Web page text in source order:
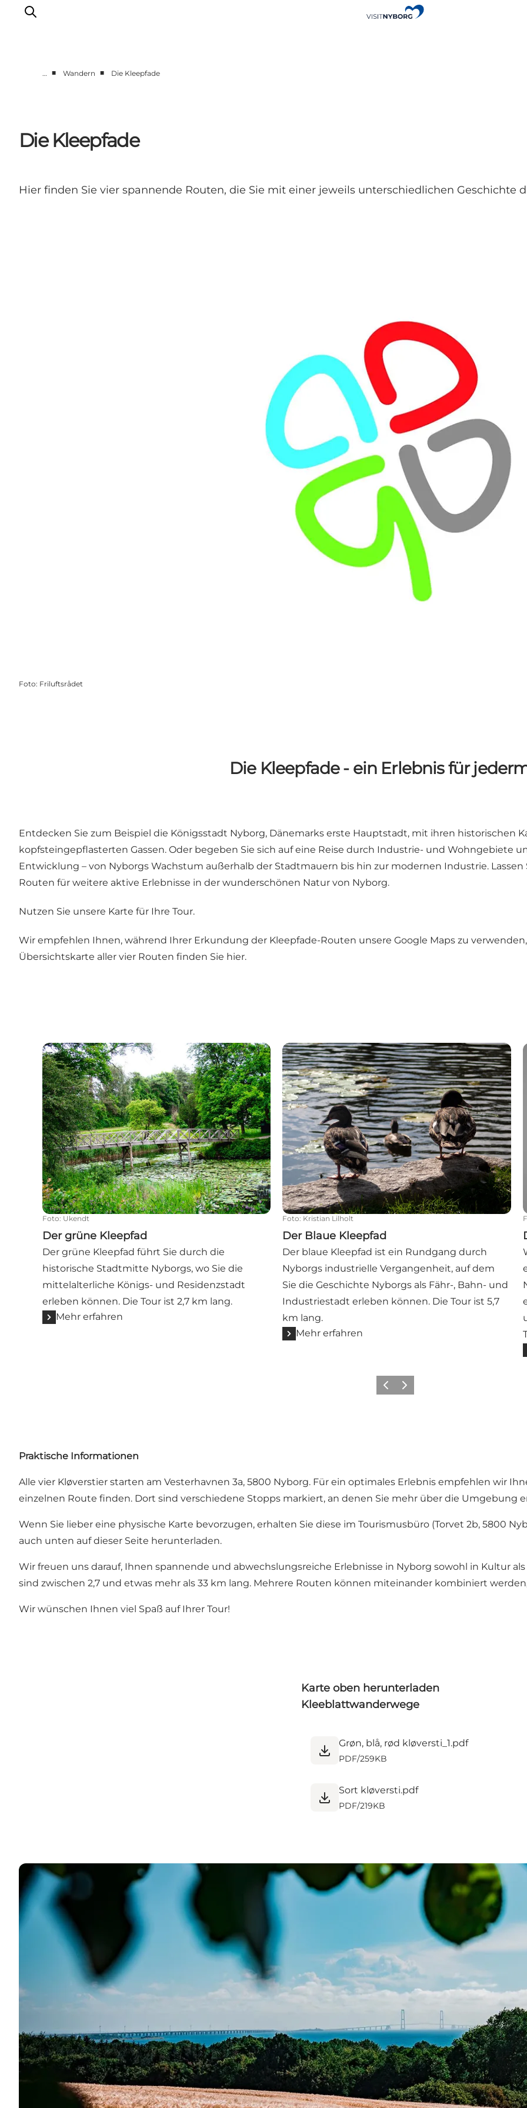
Veranstaltungen
Übernachtung
Buchen & kaufen
… ■ Wandern ■ Die Kleepfade
Die Kleepfade
Hier finden Sie vier spannende Routen, die Sie mit einer jeweils unterschiedlichen Geschichte
Foto: Friluftsrådet
Die Kleepfade - ein Erlebnis für
Entdecken Sie zum Beispiel die Königsstadt Nyborg, Dänemarks erste Hauptstadt, mit ihren historischen
kopfsteingepflasterten Gassen. Oder begeben Sie sich auf eine Reise durch Industrie- und Wohngebiete
Entwicklung – von Nyborgs Wachstum außerhalb der Stadtmauern bis hin zur modernen Industrie.
Routen für weitere aktive Erlebnisse in der wunderschönen Natur von Nyborg.
Nutzen Sie unsere Karte für Ihre Tour.
Wir empfehlen Ihnen, während Ihrer Erkundung der Kleepfade-Routen unsere Google Maps zu
Übersichtskarte aller vier Routen finden Sie hier.
Der grüne Kleepfad
Foto: Ukendt
Der grüne Kleepfad
Der grüne Kleepfad führt Sie durch die
historische Stadtmitte Nyborgs, wo Sie die
mittelalterliche Königs- und Residenzstadt
erleben können. Die Tour ist 2,7 km lang.
Mehr erfahren
Der Blaue Kleepfad
Foto: Kristian Lilholt
Der Blaue Kleepfad
Der blaue Kleepfad ist ein Rundgang durch
Nyborgs industrielle Vergangenheit, auf dem
Sie die Geschichte Nyborgs als Fähr-, Bahn- und
Industriestadt erleben können. Die Tour ist 5,7
km lang.
Mehr erfahren
ZurückWeiter
Praktische Informationen
Alle vier Kløverstier starten am Vesterhavnen 3a, 5800 Nyborg. Für ein optimales Erlebnis empfehlen wir
einzelnen Route finden. Dort sind verschiedene Stopps markiert, an denen Sie mehr über die Umgebung
Wenn Sie lieber eine physische Karte bevorzugen, erhalten Sie diese im Tourismusbüro (Torvet 2b, 5800
auch unten auf dieser Seite herunterladen.
Wir freuen uns darauf, Ihnen spannende und abwechslungsreiche Erlebnisse in Nyborg sowohl in Kultur
sind zwischen 2,7 und etwas mehr als 33 km lang. Mehrere Routen können miteinander kombiniert
Wir wünschen Ihnen viel Spaß auf Ihrer Tour!
Karte oben herunterladen
Kleeblattwanderwege
Grøn, blå, rød kløversti_1.pdf
PDF/259KB
Sort kløversti.pdf
PDF/219KB